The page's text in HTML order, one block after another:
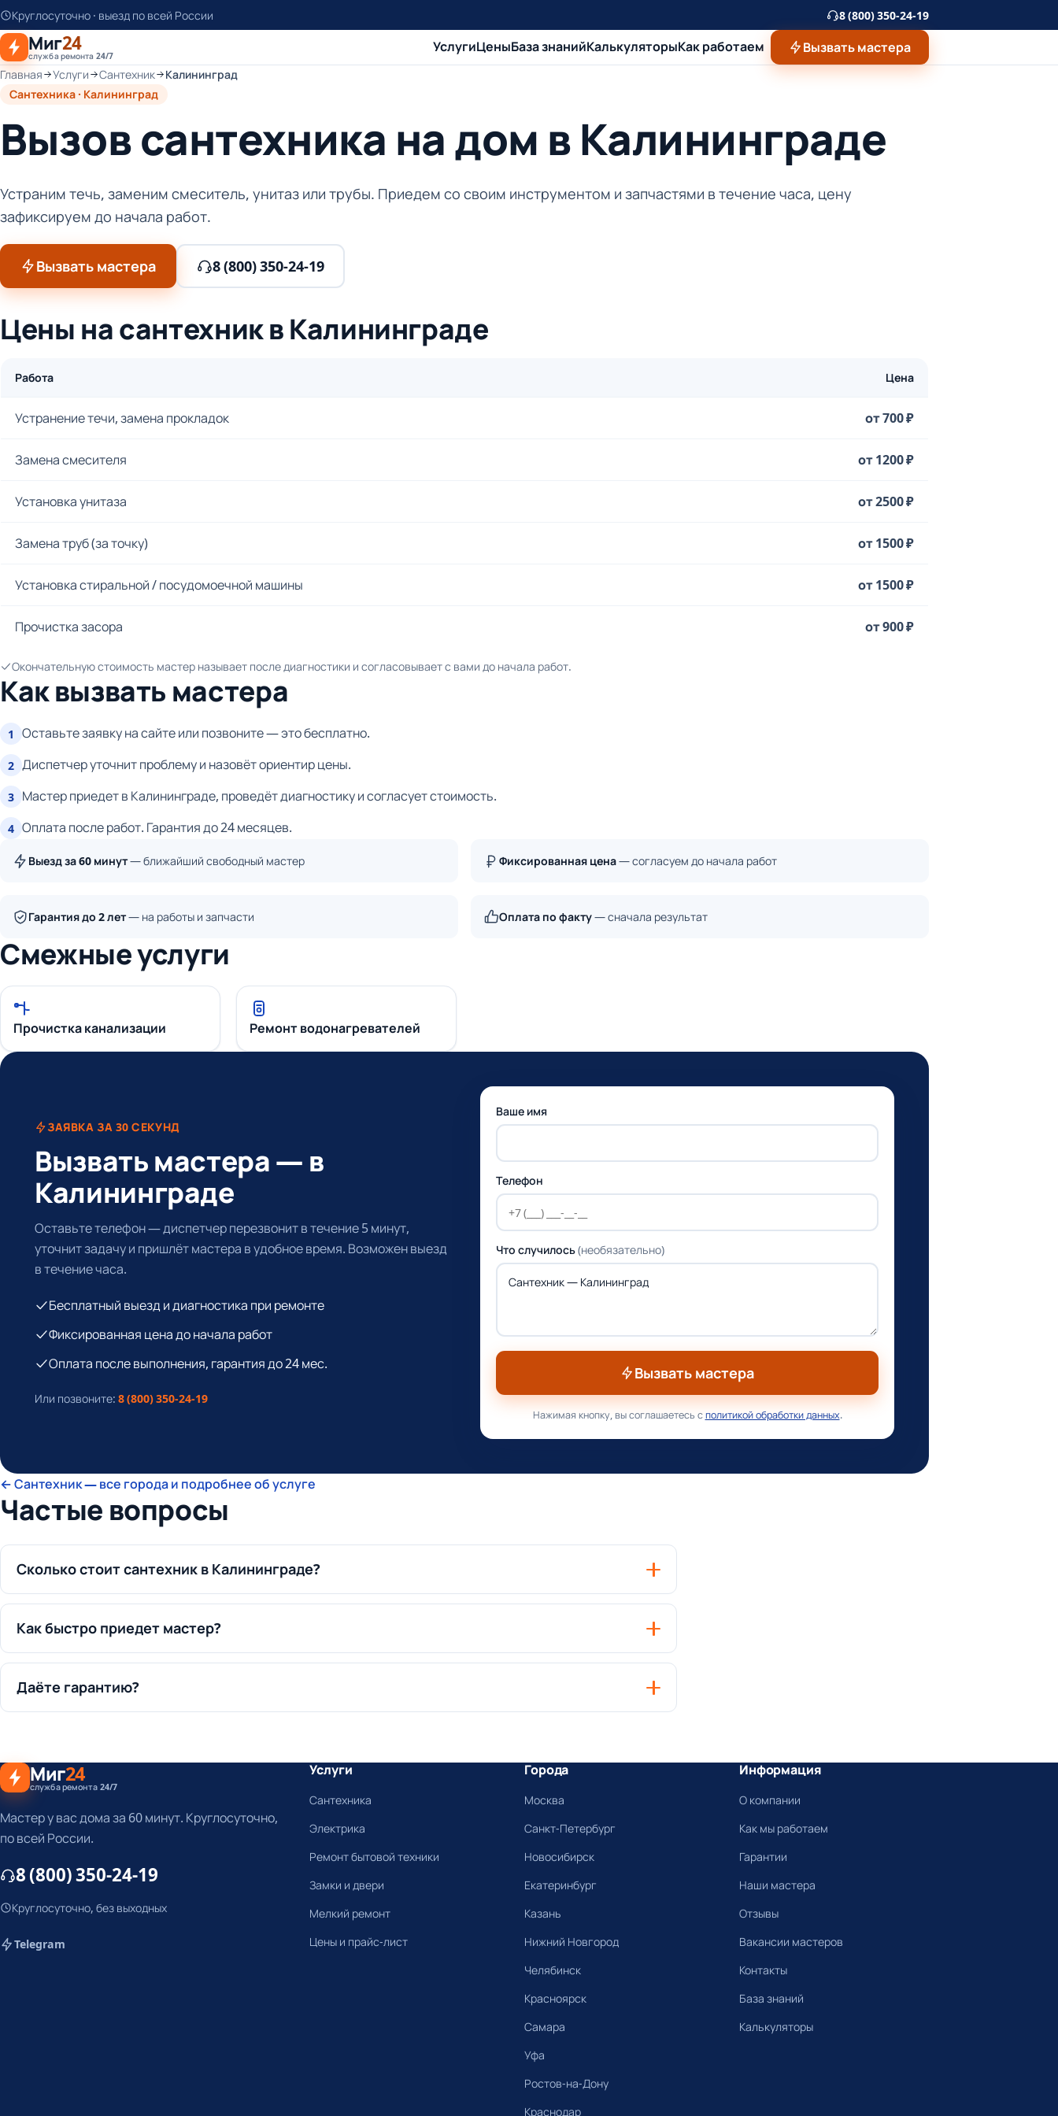
К
основному
контенту
Круглосуточно · выезд по всей России 8 (800) 350-24-19
Миг24
служба ремонта 24/7
УслугиЦеныБаза знанийКалькуляторыКак работаем Вызвать мастера
Главная Услуги Сантехник
Калининград
Сантехника · Калининград
Вызов сантехника на дом в Калининграде
Устраним течь, заменим смеситель, унитаз или трубы. Приедем со своим инструментом и запчастями в течение часа, цену
зафиксируем до начала работ.
Вызвать мастера 8 (800) 350-24-19
Цены на сантехник в Калининграде
Работа Цена
Устранение течи, замена прокладок от 700 ₽
Замена смесителя от 1200 ₽
Установка унитаза от 2500 ₽
Замена труб (за точку) от 1500 ₽
Установка стиральной / посудомоечной машины от 1500 ₽
Прочистка засора от 900 ₽
Окончательную стоимость мастер называет после диагностики и согласовывает с вами до начала работ.
Как вызвать мастера
1 Оставьте заявку на сайте или позвоните — это бесплатно.
2 Диспетчер уточнит проблему и назовёт ориентир цены.
3 Мастер приедет в Калининграде, проведёт диагностику и согласует стоимость.
4 Оплата после работ. Гарантия до 24 месяцев.
Выезд за 60 минут— ближайший свободный мастер Фиксированная цена— согласуем до начала работ
Гарантия до 2 лет— на работы и запчасти Оплата по факту— сначала результат
Смежные услуги
Прочистка канализации Ремонт водонагревателей
ЗАЯВКА ЗА 30 СЕКУНД
Вызвать мастера — в
Калининграде
Оставьте телефон — диспетчер перезвонит в течение 5 минут,
уточнит задачу и пришлёт мастера в удобное время. Возможен выезд
в течение часа.
Бесплатный выезд и диагностика при ремонте
Фиксированная цена до начала работ
Оплата после выполнения, гарантия до 24 мес.
Или позвоните: 8 (800) 350-24-19
Ваше имя
Телефон
Что случилось(необязательно)
Вызвать мастера
Нажимая кнопку, вы соглашаетесь сполитикой обработки данных.
← Сантехник — все города и подробнее об услуге
Частые вопросы
Сколько стоит сантехник в Калининграде?
Как быстро приедет мастер?
Даёте гарантию?
Миг24
служба ремонта 24/7
Мастер у вас дома за 60 минут. Круглосуточно,
по всей России.
8 (800) 350-24-19
Круглосуточно, без выходных
Telegram
Услуги
Сантехника
Электрика
Ремонт бытовой техники
Замки и двери
Мелкий ремонт
Цены и прайс-лист
Города
Москва
Санкт-Петербург
Новосибирск
Екатеринбург
Казань
Нижний Новгород
Челябинск
Красноярск
Самара
Уфа
Ростов-на-Дону
Краснодар
Информация
О компании
Как мы работаем
Гарантии
Наши мастера
Отзывы
Вакансии мастеров
Контакты
База знаний
Калькуляторы